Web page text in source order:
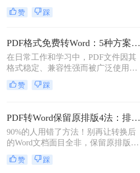
识别）技术提取文字并转换为可编辑
的Word格式。那么扫描pdf怎么转换
5种主流方案，助您高效完成转换。
赞 踩
PDF格式免费转Word：5种方案的速度、精度、文件限制对比！
在日常工作和学习中，PDF文件因其
格式稳定、兼容性强而被广泛使用。
然而，当需要对PDF内容进行编辑
时，很多人会遇到困难。此时，将
换成word"这一常见需求，本文将为
您详细介绍五种安全、高效且完全免
费的转换方法，帮助您轻松实现格式
转换。
赞 踩
PDF转Word保留原排版4法：排版优先模式、OCR选项和格式修复全流程！
90%的人用错了方法！别再让转换后
的Word文档面目全非，保留原排版的
秘密就在这里。“这表格怎么全乱
了？”、“字体全变了，我还得一个个
赞 踩